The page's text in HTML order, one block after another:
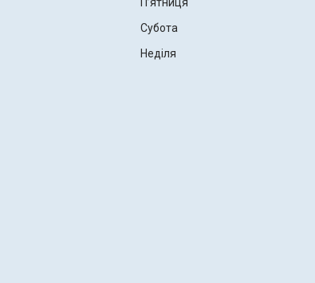
Субота
Неділя